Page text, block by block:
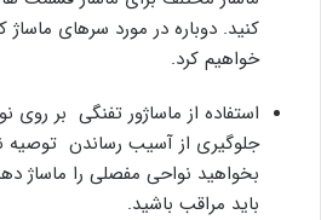
کنید. دوباره در مورد سرهای
خواهیم کرد.
استفاده از ماساژور تفنگی بر روی
جلوگیری از آسیب رساندن
بخواهید نواحی مفصلی را ماساژ
باید مراقب باشید.